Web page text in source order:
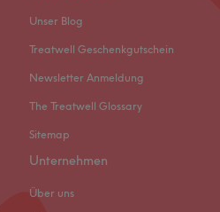
Unser Blog
Treatwell Geschenkgutschein
Newsletter Anmeldung
The Treatwell Glossary
Sitemap
Unternehmen
Über uns